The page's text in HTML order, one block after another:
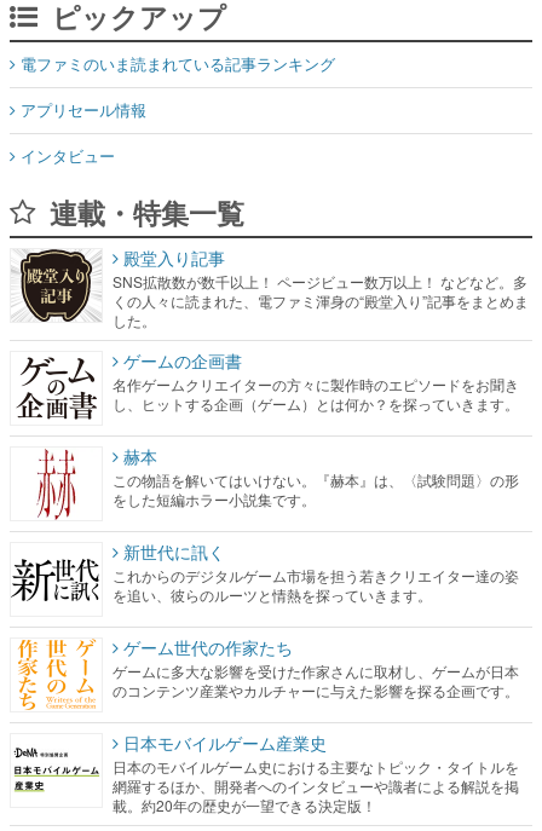
ピックアップ
電ファミのいま読まれている記事ランキング
アプリセール情報
インタビュー
連載・特集一覧
殿堂入り記事
SNS拡散数が数千以上！ ページビュー数万以上！ などなど。多
くの人々に読まれた、電ファミ渾身の“殿堂入り”記事をまとめま
した。
ゲームの企画書
名作ゲームクリエイターの方々に製作時のエピソードをお聞き
し、ヒットする企画（ゲーム）とは何か？を探っていきます。
赫本
この物語を解いてはいけない。『赫本』は、〈試験問題〉の形
をした短編ホラー小説集です。
新世代に訊く
これからのデジタルゲーム市場を担う若きクリエイター達の姿
を追い、彼らのルーツと情熱を探っていきます。
ゲーム世代の作家たち
ゲームに多大な影響を受けた作家さんに取材し、ゲームが日本
のコンテンツ産業やカルチャーに与えた影響を探る企画です。
日本モバイルゲーム産業史
日本のモバイルゲーム史における主要なトピック・タイトルを
網羅するほか、開発者へのインタビューや識者による解説を掲
載。約20年の歴史が一望できる決定版！